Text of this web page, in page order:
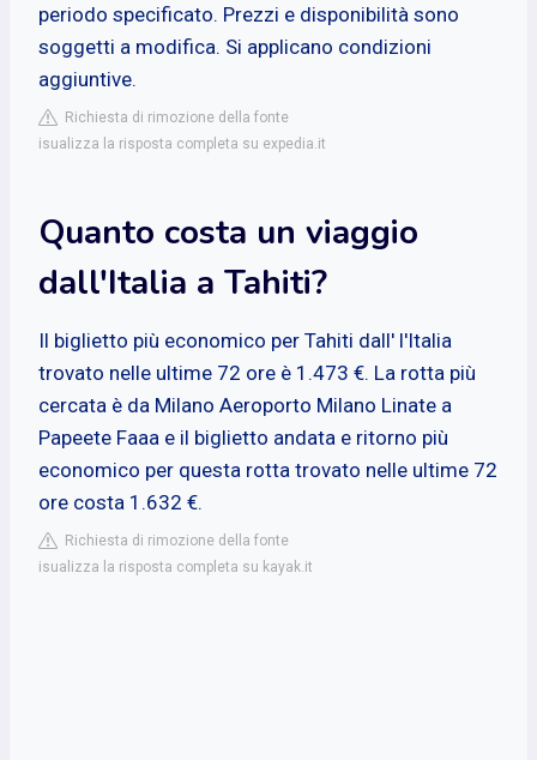
periodo specificato. Prezzi e disponibilità sono
soggetti a modifica. Si applicano condizioni
aggiuntive.
Richiesta di rimozione della fonte
isualizza la risposta completa su expedia.it
Quanto costa un viaggio
dall'Italia a Tahiti?
Il biglietto più economico per Tahiti dall' l'Italia
trovato nelle ultime 72 ore è 1.473 €. La rotta più
cercata è da Milano Aeroporto Milano Linate a
Papeete Faaa e il biglietto andata e ritorno più
economico per questa rotta trovato nelle ultime 72
ore costa 1.632 €.
Richiesta di rimozione della fonte
isualizza la risposta completa su kayak.it